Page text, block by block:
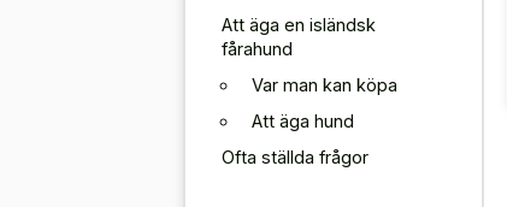
Att äga en isländsk
fårahund
Var man kan köpa
Att äga hund
Ofta ställda frågor